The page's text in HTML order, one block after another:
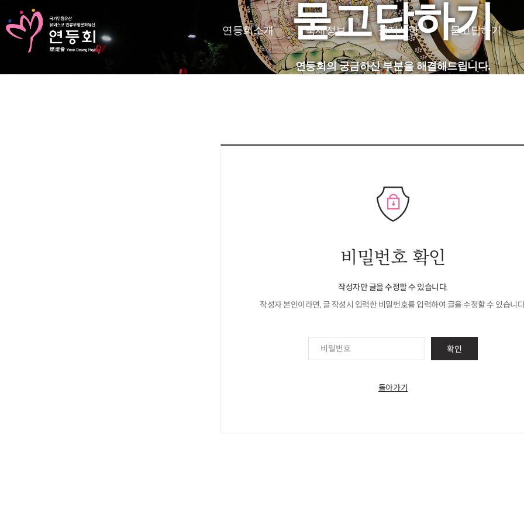
연등회소개 축제정보 공지사항
묻고답하기
KR
JP CH FR
묻고답하기
연등회의 궁금하신 부분을 해결해드립니다.
비밀번호 확인
작성자만 글을 수정할 수 있습니다.
작성자 본인이라면, 글 작성시 입력한 비밀번호를 입력하여 글을 수정할 수 있습니
확인
돌아가기